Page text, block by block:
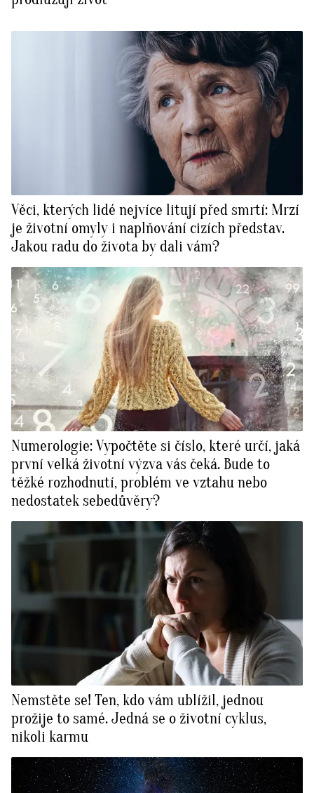
Věci, kterých lidé nejvíce litují před smrtí: Mrzí
je životní omyly i naplňování cizích představ.
Jakou radu do života by dali vám?
Numerologie: Vypočtěte si číslo, které určí, jaká
první velká životní výzva vás čeká. Bude to
těžké rozhodnutí, problém ve vztahu nebo
nedostatek sebedůvěry?
Nemstěte se! Ten, kdo vám ublížil, jednou
prožije to samé. Jedná se o životní cyklus,
nikoli karmu